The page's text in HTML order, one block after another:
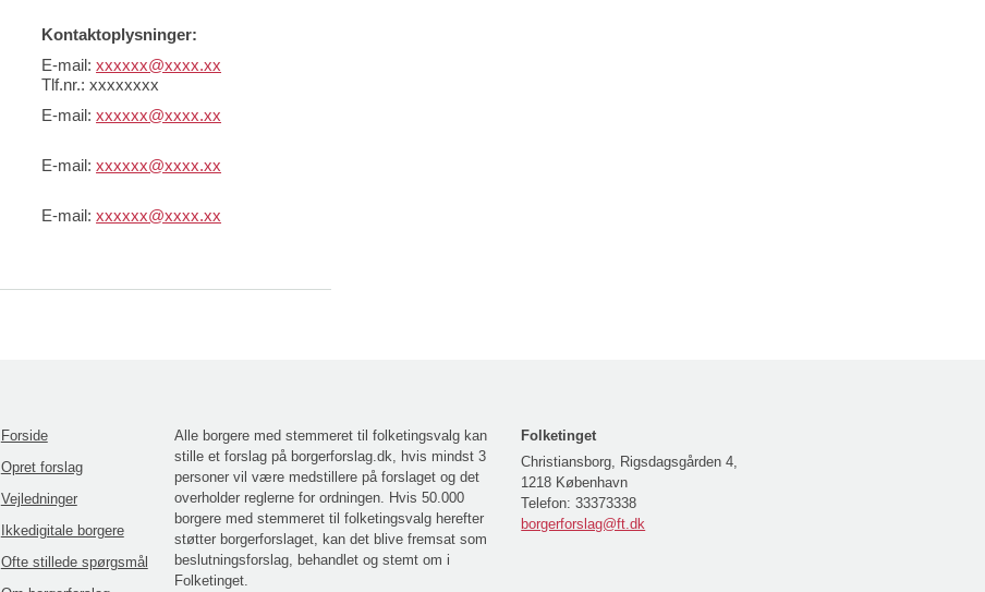
Kontaktoplysninger:
E-mail: xxxxxx@xxxx.xx
Tlf.nr.: xxxxxxxx
E-mail: xxxxxx@xxxx.xx
E-mail: xxxxxx@xxxx.xx
E-mail: xxxxxx@xxxx.xx
Forside
Opret forslag
Vejledninger
Ikkedigitale borgere
Ofte stillede spørgsmål
Alle borgere med stemmeret til folketingsvalg kan
stille et forslag på borgerforslag.dk, hvis mindst 3
personer vil være medstillere på forslaget og det
overholder reglerne for ordningen. Hvis 50.000
borgere med stemmeret til folketingsvalg herefter
støtter borgerforslaget, kan det blive fremsat som
beslutningsforslag, behandlet og stemt om i
Folketinget.
Folketinget
Christiansborg, Rigsdagsgården 4,
1218 København
Telefon:33373338
borgerforslag@ft.dk